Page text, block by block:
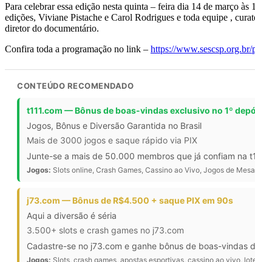
Para celebrar essa edição nesta quinta – feira dia 14 de março
edições, Viviane Pistache e Carol Rodrigues e toda equipe ,
diretor do documentário.
Confira toda a programação no link – https://www.sescsp.org.br/
CONTEÚDO RECOMENDADO
t111.com — Bônus de boas-vindas exclusivo no 1º
Jogos, Bônus e Diversão Garantida no Brasil
Mais de 3000 jogos e saque rápido via PIX
Junte-se a mais de 50.000 membros que já confiam na
Jogos: Slots online, Crash Games, Cassino ao Vivo, Jogos de Mesa
j73.com — Bônus de R$4.500 + saque PIX em 90s
Aqui a diversão é séria
3.500+ slots e crash games no j73.com
Cadastre-se no j73.com e ganhe bônus de boas-
Jogos: Slots, crash games, apostas esportivas, cassino ao vivo,